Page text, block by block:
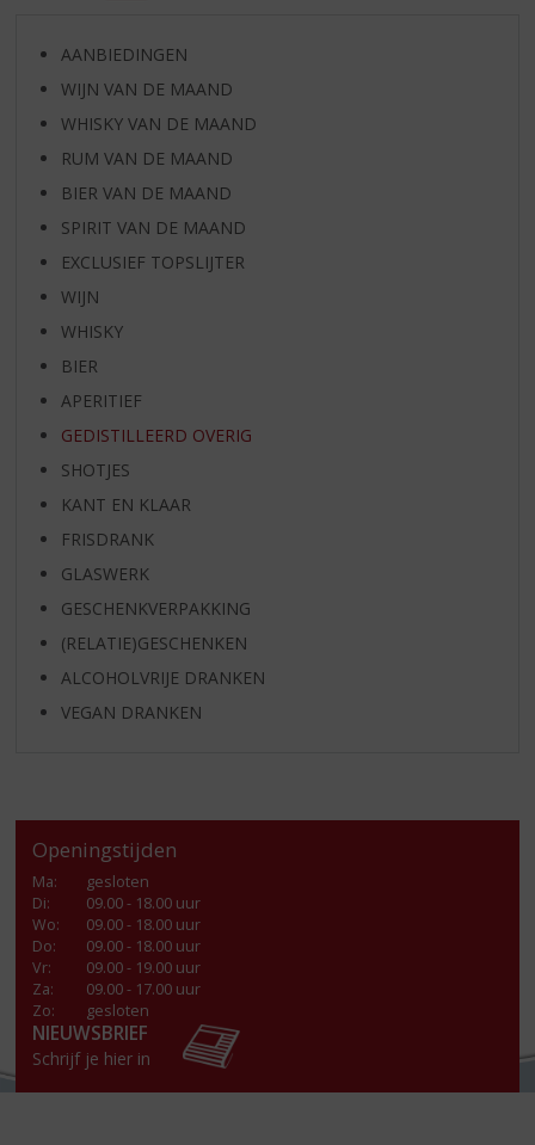
AANBIEDINGEN
WIJN VAN DE MAAND
WHISKY VAN DE MAAND
RUM VAN DE MAAND
BIER VAN DE MAAND
SPIRIT VAN DE MAAND
EXCLUSIEF TOPSLIJTER
WIJN
WHISKY
BIER
APERITIEF
GEDISTILLEERD OVERIG
SHOTJES
KANT EN KLAAR
FRISDRANK
GLASWERK
GESCHENKVERPAKKING
(RELATIE)GESCHENKEN
ALCOHOLVRIJE DRANKEN
VEGAN DRANKEN
Openingstijden
Ma:
gesloten
Di:
09.00 - 18.00 uur
Wo:
09.00 - 18.00 uur
Do:
09.00 - 18.00 uur
Vr:
09.00 - 19.00 uur
Za:
09.00 - 17.00 uur
Zo:
gesloten
NIEUWSBRIEF
Schrijf je hier in